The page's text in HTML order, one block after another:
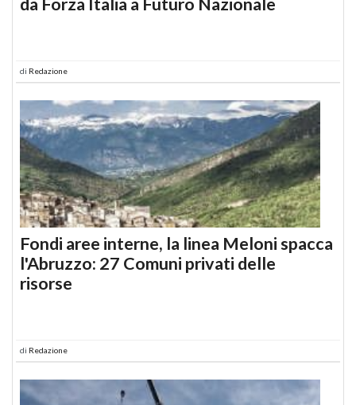
di Redazione
Fondi aree interne, la linea Meloni spacca
l'Abruzzo: 27 Comuni privati delle
risorse
di Redazione